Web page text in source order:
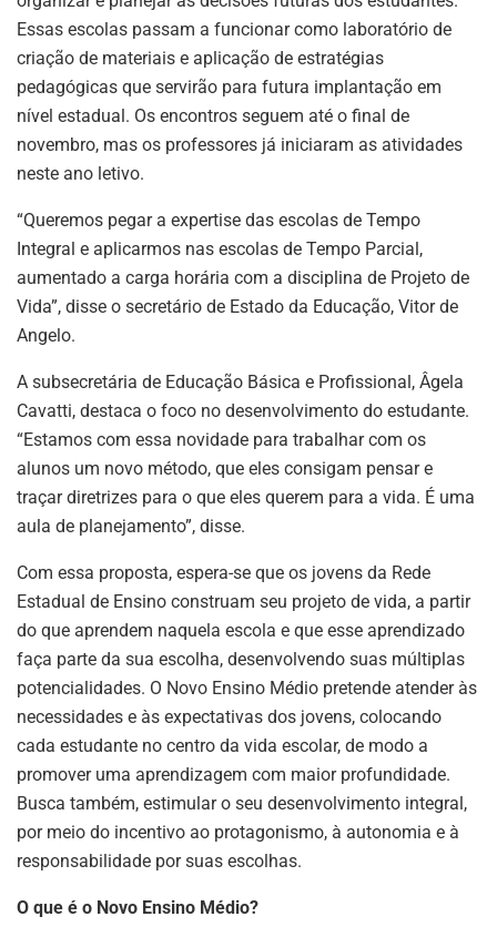
Essas escolas passam a funcionar como laboratório de
criação de materiais e aplicação de estratégias
pedagógicas que servirão para futura implantação em
nível estadual. Os encontros seguem até o final de
novembro, mas os professores já iniciaram as atividades
neste ano letivo.
“Queremos pegar a expertise das escolas de Tempo
Integral e aplicarmos nas escolas de Tempo Parcial,
aumentado a carga horária com a disciplina de Projeto de
Vida”, disse o secretário de Estado da Educação, Vitor de
Angelo.
A subsecretária de Educação Básica e Profissional, Âgela
Cavatti, destaca o foco no desenvolvimento do estudante.
“Estamos com essa novidade para trabalhar com os
alunos um novo método, que eles consigam pensar e
traçar diretrizes para o que eles querem para a vida. É uma
aula de planejamento”, disse.
Com essa proposta, espera-se que os jovens da Rede
Estadual de Ensino construam seu projeto de vida, a partir
do que aprendem naquela escola e que esse aprendizado
faça parte da sua escolha, desenvolvendo suas múltiplas
potencialidades. O Novo Ensino Médio pretende atender às
necessidades e às expectativas dos jovens, colocando
cada estudante no centro da vida escolar, de modo a
promover uma aprendizagem com maior profundidade.
Busca também, estimular o seu desenvolvimento integral,
por meio do incentivo ao protagonismo, à autonomia e à
responsabilidade por suas escolhas.
O que é o Novo Ensino Médio?